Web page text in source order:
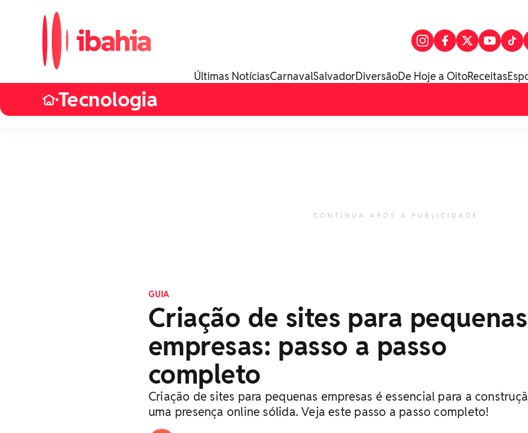
Últimas NotíciasCarnavalSalvadorDiversãoDe Hoje a OitoReceitas
•Tecnologia
CONTINUA APÓS A PUBLICIDADE
GUIA
Criação de sites para pequenas
empresas: passo a passo
completo
Criação de sites para pequenas empresas é essencial para a
uma presença online sólida. Veja este passo a passo completo!